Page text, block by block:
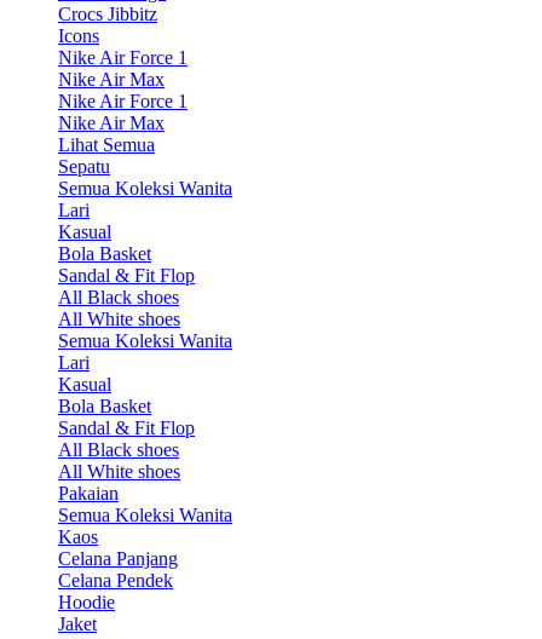
Crocs Jibbitz
Icons
Nike Air Force 1
Nike Air Max
Nike Air Force 1
Nike Air Max
Lihat Semua
Sepatu
Semua Koleksi Wanita
Lari
Kasual
Bola Basket
Sandal & Fit Flop
All Black shoes
All White shoes
Semua Koleksi Wanita
Lari
Kasual
Bola Basket
Sandal & Fit Flop
All Black shoes
All White shoes
Pakaian
Semua Koleksi Wanita
Kaos
Celana Panjang
Celana Pendek
Hoodie
Jaket